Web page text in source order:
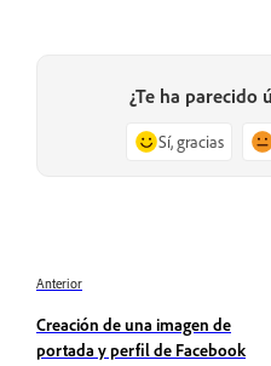
¿Te ha parecido
Sí, gracias
Anterior
Creación de una imagen de
portada y perfil de Facebook